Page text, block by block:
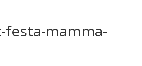
festa-mamma-